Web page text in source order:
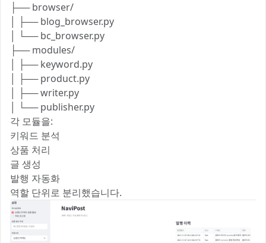
├── browser/
│ ├── blog_browser.py
│ └── bc_browser.py
├── modules/
│ ├── keyword.py
│ ├── product.py
│ ├── writer.py
│ └── publisher.py
각 모듈을:
키워드 분석
상품 처리
글 생성
발행 자동화
역할 단위로 분리했습니다.